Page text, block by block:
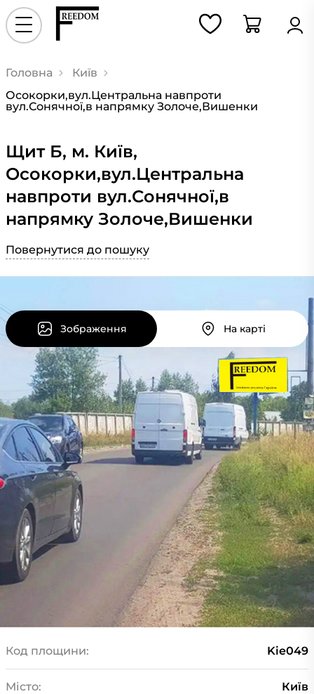
Головна
Київ
Осокорки,вул.Центральна навпроти
вул.Сонячної,в напрямку Золоче,Вишенки
Щит Б, м. Київ,
Осокорки,вул.Центральна
навпроти вул.Сонячної,в
напрямку Золоче,Вишенки
Повернутися до пошуку
Зображення На карті
Код площини: Kie049
Місто: Київ